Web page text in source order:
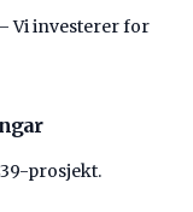
Vi investerer for
prosjekt.